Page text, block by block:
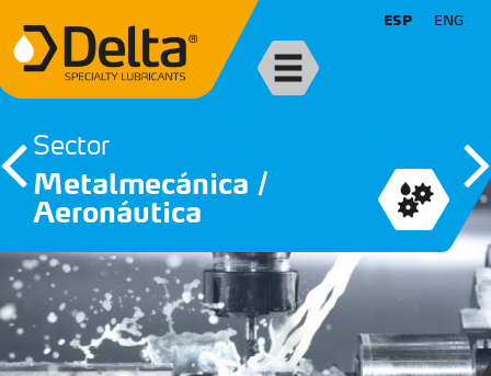
ESP ENG
Sector
Metalmecánica /
Aeronáutica